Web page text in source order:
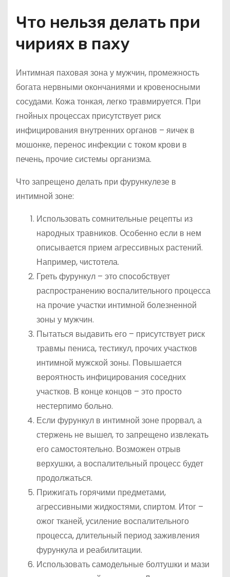
Что нельзя делать при
чириях в паху
Интимная паховая зона у мужчин, промежность
богата нервными окончаниями и кровеносными
сосудами. Кожа тонкая, легко травмируется. При
гнойных процессах присутствует риск
инфицирования внутренних органов – яичек в
мошонке, перенос инфекции с током крови в
печень, прочие системы организма.
Что запрещено делать при фурункулезе в
интимной зоне:
Использовать сомнительные рецепты из
народных травников. Особенно если в нем
описывается прием агрессивных растений.
Например, чистотела.
Греть фурункул – это способствует
распространению воспалительного процесса
на прочие участки интимной болезненной
зоны у мужчин.
Пытаться выдавить его – присутствует риск
травмы пениса, тестикул, прочих участков
интимной мужской зоны. Повышается
вероятность инфицирования соседних
участков. В конце концов – это просто
нестерпимо больно.
Если фурункул в интимной зоне прорвал, а
стержень не вышел, то запрещено извлекать
его самостоятельно. Возможен отрыв
верхушки, а воспалительный процесс будет
продолжаться.
Прижигать горячими предметами,
агрессивными жидкостями, спиртом. Итог –
ожог тканей, усиление воспалительного
процесса, длительный период заживления
фурункула и реабилитации.
Использовать самодельные болтушки и мази